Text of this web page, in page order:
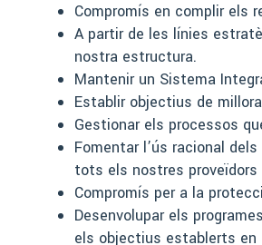
Compromís en complir els
A partir de les línies
nostra estructura.
Mantenir un Sistema
Establir objectius de
Gestionar els processos
Fomentar l’ús racional
tots els nostres
Compromís per a la
Desenvolupar els
els objectius establerts en